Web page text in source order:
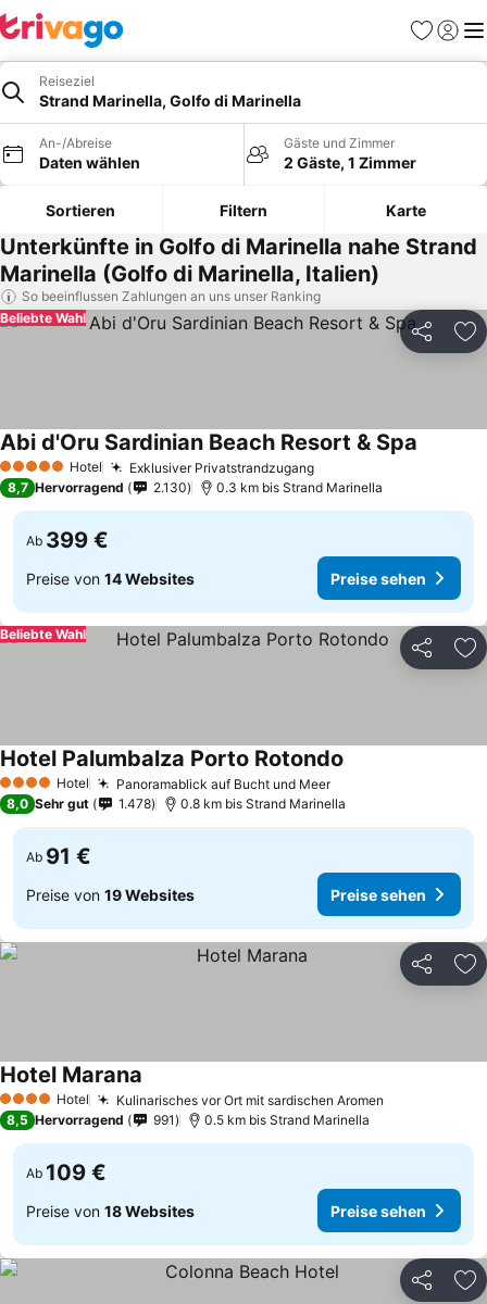
Favoriten
Reiseziel
Strand Marinella, Golfo di Marinella
An-/Abreise
Daten wählen
Gäste und Zimmer
2 Gäste, 1 Zimmer
Sortieren Filtern Karte
Unterkünfte in Golfo di Marinella nahe Strand
Marinella (Golfo di Marinella, Italien)
So beeinflussen Zahlungen an uns unser Ranking
Teilen
Beliebte Wahl
5 Sterne Hotel Exklusiver Privatstrandzugang
Abi d'Oru Sardinian Beach Resort & Spa
8,7 Hervorragend 2.130 0.3 km bis Strand Marinella
Ab 399 €
Preise von 14 Websites Preise sehen
Teilen
Beliebte Wahl
4 Sterne Hotel Panoramablick auf Bucht und Meer
Hotel Palumbalza Porto Rotondo
8,0 Sehr gut 1.478 0.8 km bis Strand Marinella
Ab 91 €
Preise von 19 Websites Preise sehen
Teilen
4 Sterne Hotel Kulinarisches vor Ort mit sardischen Aromen
Hotel Marana
8,5 Hervorragend 991 0.5 km bis Strand Marinella
Ab 109 €
Preise von 18 Websites Preise sehen
Teilen